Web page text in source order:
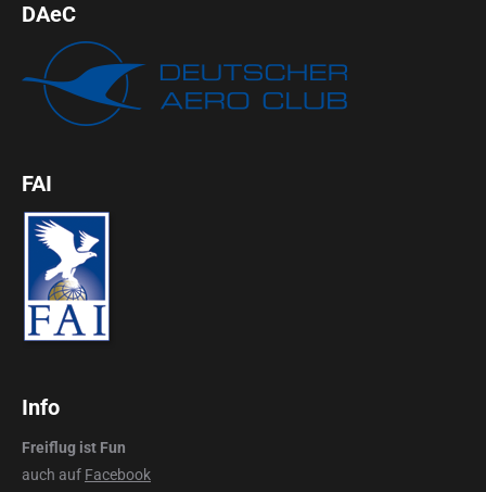
DAeC
FAI
Info
Freiflug ist Fun
auch auf Facebook